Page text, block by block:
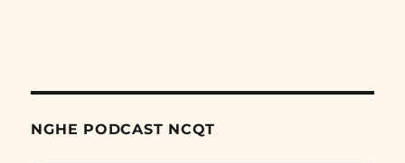
NGHE PODCAST NCQT